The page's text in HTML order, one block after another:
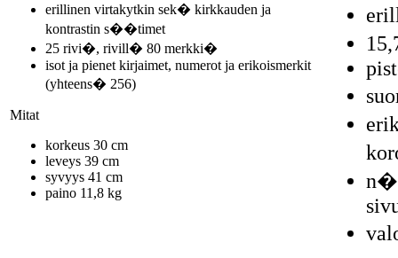
erillinen virtakytkin sek� kirkkauden ja
kontrastin s��timet
25 rivi�, rivill� 80 merkki�
isot ja pienet kirjaimet, numerot ja erikoismerkit
(yhteens� 256)
Mitat
korkeus 30 cm
leveys 39 cm
syvyys 41 cm
paino 11,8 kg